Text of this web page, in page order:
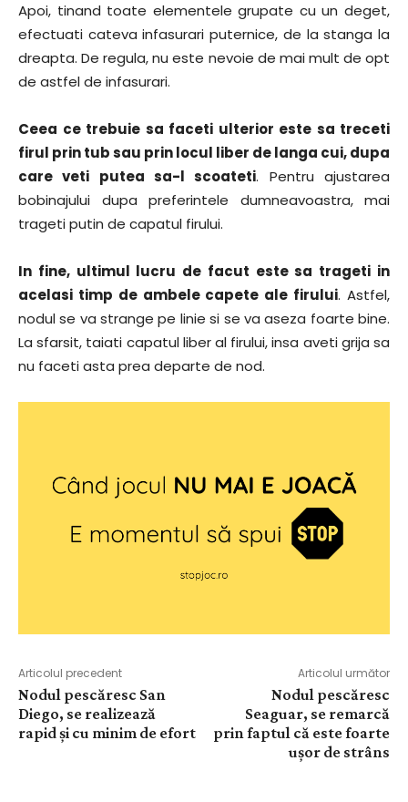
Apoi, tinand toate elementele grupate cu un deget,
efectuati cateva infasurari puternice, de la stanga la
dreapta. De regula, nu este nevoie de mai mult de opt
de astfel de infasurari.
Ceea ce trebuie sa faceti ulterior este sa treceti
firul prin tub sau prin locul liber de langa cui, dupa
care veti putea sa-l scoateti. Pentru ajustarea
bobinajului dupa preferintele dumneavoastra, mai
trageti putin de capatul firului.
In fine, ultimul lucru de facut este sa trageti in
acelasi timp de ambele capete ale firului. Astfel,
nodul se va strange pe linie si se va aseza foarte bine.
La sfarsit, taiati capatul liber al firului, insa aveti grija sa
nu faceti asta prea departe de nod.
Articolul precedent
Nodul pescăresc San
Diego, se realizează
rapid și cu minim de efort
Articolul următor
Nodul pescăresc
Seaguar, se remarcă
prin faptul că este foarte
ușor de strâns